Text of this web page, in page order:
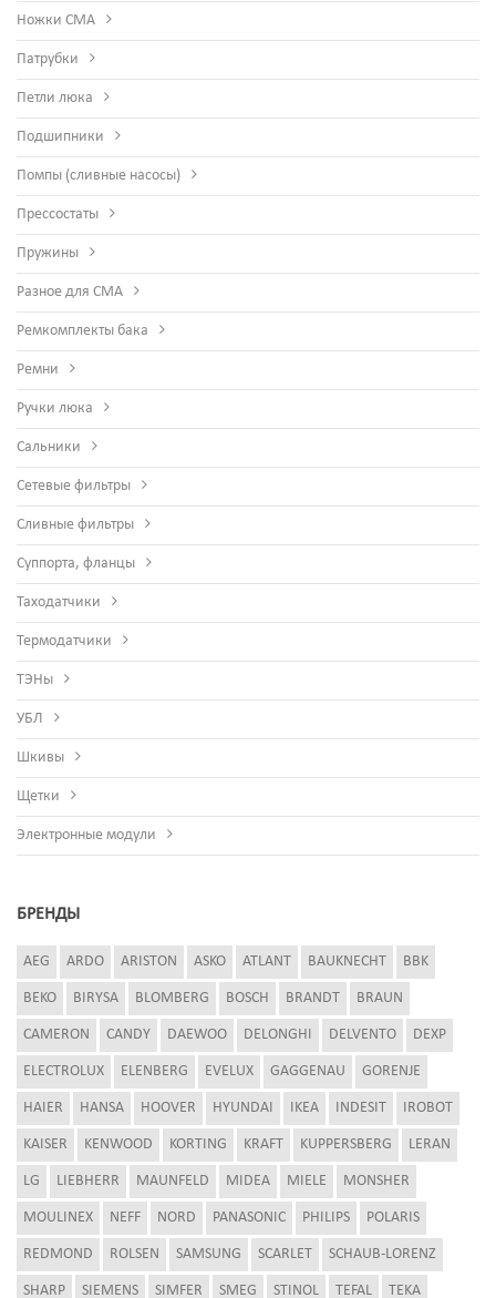
Ножки СМА
Патрубки
Петли люка
Подшипники
Помпы (сливные насосы)
Прессостаты
Пружины
Разное для СМА
Ремкомплекты бака
Ремни
Ручки люка
Сальники
Сетевые фильтры
Сливные фильтры
Суппорта, фланцы
Таходатчики
Термодатчики
ТЭНы
УБЛ
Шкивы
Щетки
Электронные модули
БРЕНДЫ
AEG ARDO ARISTON ASKO ATLANT BAUKNECHT BBK
BEKO BIRYSA BLOMBERG BOSCH BRANDT BRAUN
CAMERON CANDY DAEWOO DELONGHI DELVENTO DEXP
ELECTROLUX ELENBERG EVELUX GAGGENAU GORENJE
HAIER HANSA HOOVER HYUNDAI IKEA INDESIT IROBOT
KAISER KENWOOD KORTING KRAFT KUPPERSBERG LERAN
LG LIEBHERR MAUNFELD MIDEA MIELE MONSHER
MOULINEX NEFF NORD PANASONIC PHILIPS POLARIS
REDMOND ROLSEN SAMSUNG SCARLET SCHAUB-LORENZ
SHARP SIEMENS SIMFER SMEG STINOL TEFAL TEKA